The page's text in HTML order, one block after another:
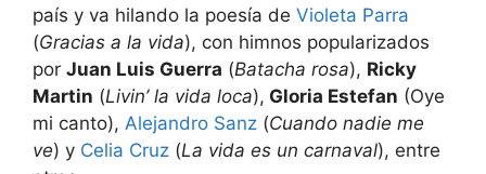
país y va hilando la poesía de Violeta Parra
(Gracias a la vida), con himnos popularizados
por Juan Luis Guerra (Batacha rosa), Ricky
Martin (Livin’ la vida loca), Gloria Estefan (Oye
mi canto), Alejandro Sanz (Cuando nadie me
ve) y Celia Cruz (La vida es un carnaval), entre